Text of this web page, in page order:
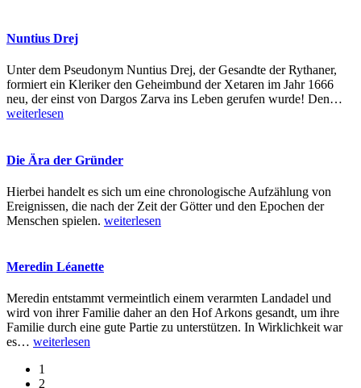
Nuntius Drej
Unter dem Pseudonym Nuntius Drej, der Gesandte der Rythaner,
formiert ein Kleriker den Geheimbund der Xetaren im Jahr 1666
neu, der einst von Dargos Zarva ins Leben gerufen wurde! Den…
weiterlesen
Die Ära der Gründer
Hierbei handelt es sich um eine chronologische Aufzählung von
Ereignissen, die nach der Zeit der Götter und den Epochen der
Menschen spielen. weiterlesen
Meredin Léanette
Meredin entstammt vermeintlich einem verarmten Landadel und
wird von ihrer Familie daher an den Hof Arkons gesandt, um ihre
Familie durch eine gute Partie zu unterstützen. In Wirklichkeit war
es… weiterlesen
1
2